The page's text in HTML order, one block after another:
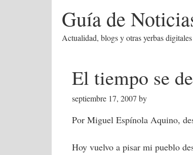
Guía de
Actualidad, blogs y otras yerbas digitales
El tiempo se
septiembre 17, 2007 by
Por Miguel Espínola Aquino,
Hoy vuelvo a pisar mi pueblo